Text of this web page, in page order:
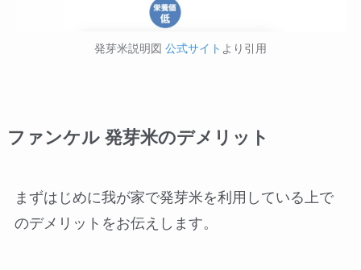
発芽米説明図 公式サイト より引用
ファンケル 発芽米のデメリット
まずはじめに我が家で発芽米を利用している上で
のデメリットをお伝えします。